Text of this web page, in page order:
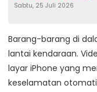
Diborgol
Sabtu, 25 Juli 2026
Barang-barang di
lantai kendaraan.
layar iPhone yang
keselamatan